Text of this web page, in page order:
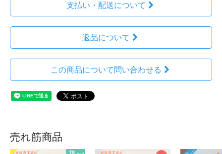
支払い・配送について
返品について
この商品について問い合わせる
売れ筋商品